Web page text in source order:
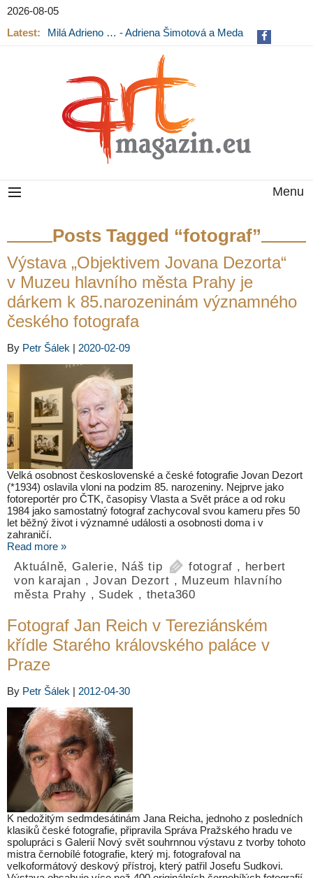
2026-08-05
Latest:
Milá Adrieno … - Adriena Šimotová a Meda
Menu
Posts Tagged “fotograf”
Výstava „Objektivem Jovana Dezorta“
v Muzeu hlavního města Prahy je
dárkem k 85.narozeninám významného
českého fotografa
By Petr Šálek | 2020-02-09
Velká osobnost československé a české fotografie Jovan Dezort
(*1934) oslavila vloni na podzim 85. narozeniny. Nejprve jako
fotoreportér pro ČTK, časopisy Vlasta a Svět práce a od roku
1984 jako samostatný fotograf zachycoval svou kameru přes 50
let běžný život i významné události a osobnosti doma i v
zahraničí.
Read more »
Aktuálně, Galerie, Náš tip fotograf , herbert
von karajan ,Jovan Dezort , Muzeum hlavního
města Prahy , Sudek , theta360
Fotograf Jan Reich v Tereziánském
křídle Starého královského paláce v
Praze
By Petr Šálek | 2012-04-30
K nedožitým sedmdesátinám Jana Reicha, jednoho z posledních
klasiků české fotografie, připravila Správa Pražského hradu ve
spolupráci s Galerií Nový svět souhrnnou výstavu z tvorby tohoto
mistra černobílé fotografie, který mj. fotografoval na
velkoformátový deskový přístroj, který patřil Josefu Sudkovi.